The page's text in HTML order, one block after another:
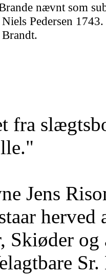
nævnt som
Pedersen
fra
Jens
herved
Skiøder